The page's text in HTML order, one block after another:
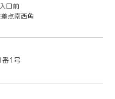
口前
点南西角
番1号